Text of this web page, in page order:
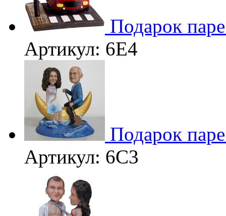
Подарок
Артикул: 6Е4
Подарок
Артикул: 6С3